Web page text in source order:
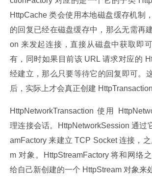
HttpCache 类会使用本地磁盘缓存机制
的回复已经在磁盘缓存中，那么无需再
on 来发起连接，直接从磁盘中获取即
有，同时如果目前该 URL 请求对应的
经建立，那么只要等待它的回复即可。
后，实际上才会真正创建 HttpTransaction
HttpNetworkTransaction 使用
理连接会话。HttpNetworkSession 通过
amFactory 来建立 TCP Socket 连接，
m 对象。HttpStreamFactory 将和网络
给自己新创建的一个 HttpStream 对象来